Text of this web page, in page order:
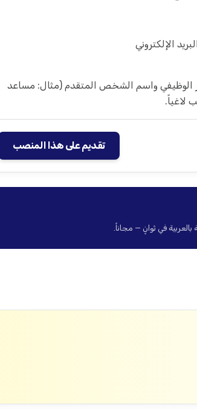
الإلكتروني
الوظيفي واسم الشخص المتقدم (مثال: مساعد
لاغياً.
تقديم على هذا المنصب
في ثوانٍ — مجاناً.